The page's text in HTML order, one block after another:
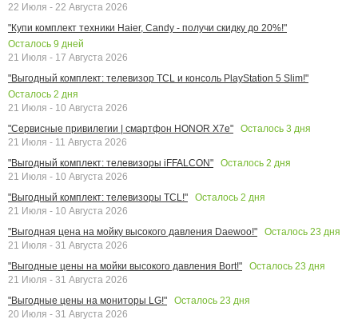
22 Июля - 22 Августа 2026
"Купи комплект техники Haier, Candy - получи скидку до 20%!"
Осталось 9 дней
21 Июля - 17 Августа 2026
"Выгодный комплект: телевизор TCL и консоль PlayStation 5 Slim!"
Осталось 2 дня
21 Июля - 10 Августа 2026
"Сервисные привилегии | смартфон HONOR X7e"
Осталось 3 дня
21 Июля - 11 Августа 2026
"Выгодный комплект: телевизоры iFFALCON"
Осталось 2 дня
21 Июля - 10 Августа 2026
"Выгодный комплект: телевизоры TCL!"
Осталось 2 дня
21 Июля - 10 Августа 2026
"Выгодная цена на мойку высокого давления Daewoo!"
Осталось 23 дня
21 Июля - 31 Августа 2026
"Выгодные цены на мойки высокого давления Bort!"
Осталось 23 дня
21 Июля - 31 Августа 2026
"Выгодные цены на мониторы LG!"
Осталось 23 дня
20 Июля - 31 Августа 2026